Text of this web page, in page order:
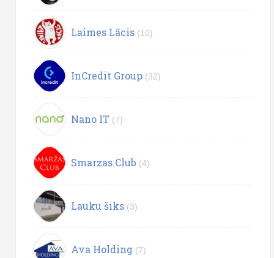
Laimes Lācis (10)
InCredit Group (32)
Nano IT (7)
Smarzas.Club (4)
Lauku šiks (3)
Ava Holding (7)